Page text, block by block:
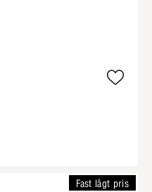
Fast lågt pris